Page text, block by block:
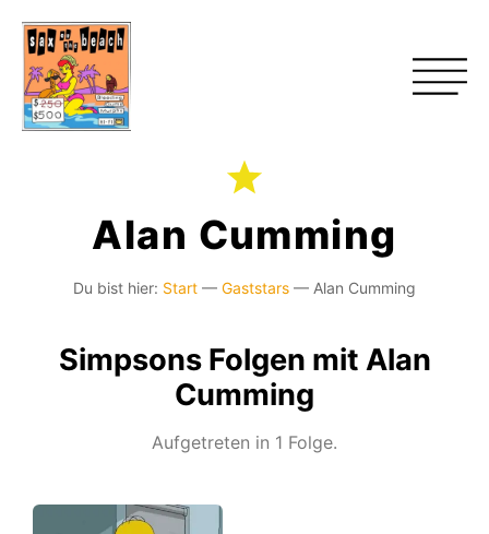
Alan Cumming
Du bist hier: Start — Gaststars — Alan Cumming
Simpsons Folgen mit Alan
Cumming
Aufgetreten in 1 Folge.